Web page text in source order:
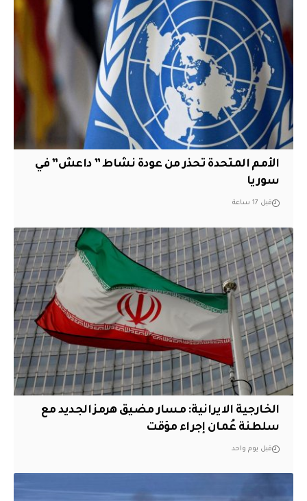
الأمم المتحدة تحذر من عودة نشاط ” داعش” في
سوريا
قبل 17 ساعة
الخارجية الايرانية: مسار مضيق هرمز الجديد مع
سلطنة عُمان إجراء مؤقت
قبل يوم واحد